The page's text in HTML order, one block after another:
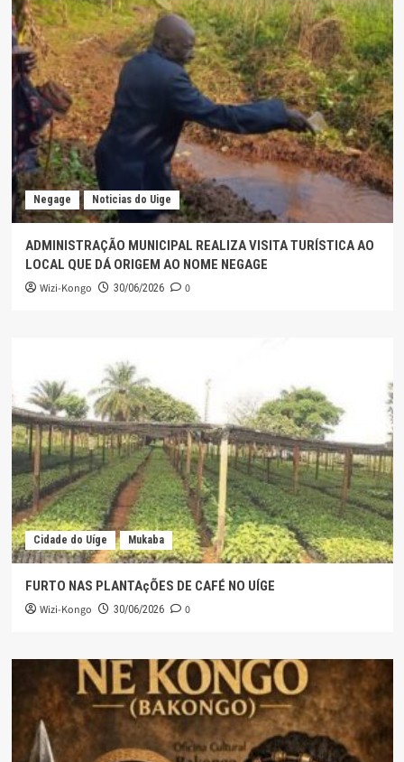
Negage Noticias do Uige
ADMINISTRAÇÃO MUNICIPAL REALIZA VISITA TURÍSTICA AO
LOCAL QUE DÁ ORIGEM AO NOME NEGAGE
Wizi-Kongo 30/06/2026 0
Cidade do Uíge Mukaba
FURTO NAS PLANTAçÕES DE CAFÉ NO UÍGE
Wizi-Kongo 30/06/2026 0